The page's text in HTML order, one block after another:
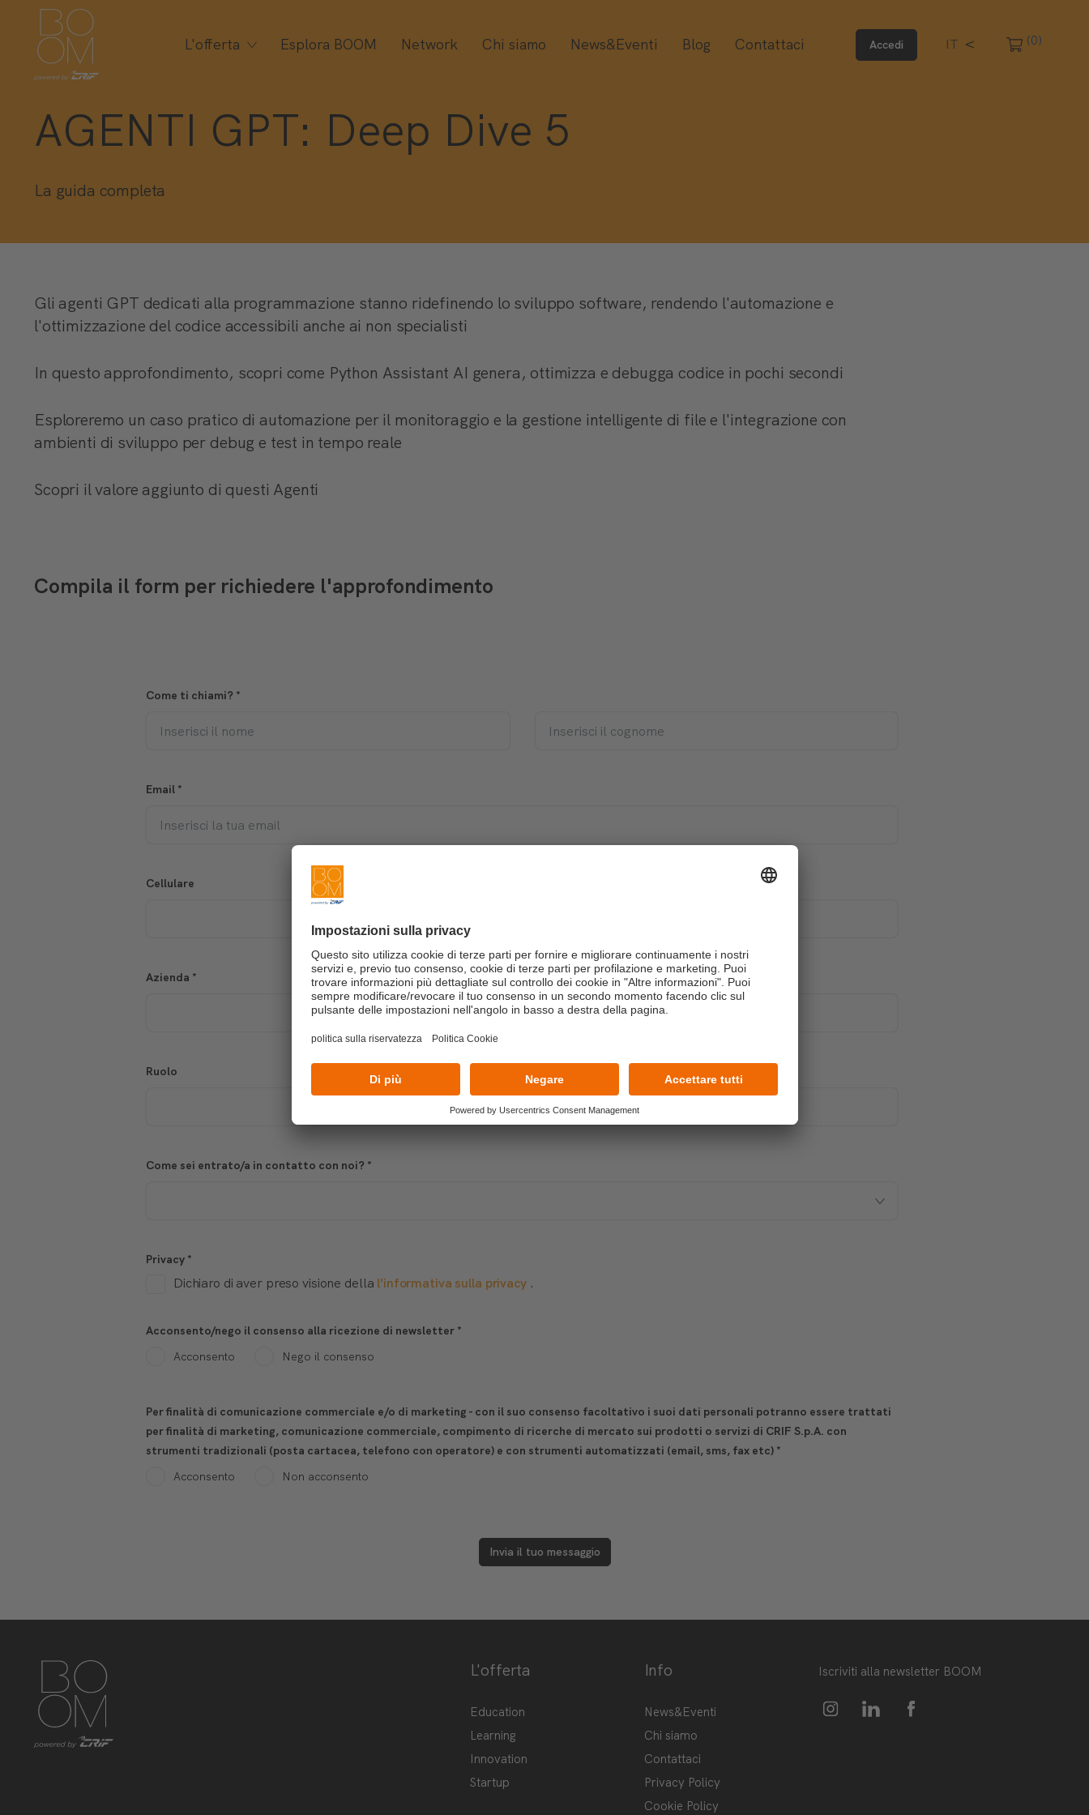
L'offerta Esplora BOOM Network Chi siamo News&Eventi Blog Contattaci Accedi IT (0)
AGENTI GPT: Deep Dive 5
La guida completa
Gli agenti GPT dedicati alla programmazione stanno ridefinendo lo sviluppo software, rendendo l'automazione e
l'ottimizzazione del codice accessibili anche ai non specialisti
In questo approfondimento, scopri come Python Assistant AI genera, ottimizza e debugga codice in pochi secondi
Esploreremo un caso pratico di automazione per il monitoraggio e la gestione intelligente di file e l'integrazione con
ambienti di sviluppo per debug e test in tempo reale
Scopri il valore aggiunto di questi Agenti
Compila il form per richiedere l'approfondimento
Come ti chiami? *
Email *
Cellulare
Azienda *
Ruolo
Come sei entrato/a in contatto con noi? *
Privacy *
Dichiaro di aver preso visione della l'informativa sulla privacy .
Acconsento/nego il consenso alla ricezione di newsletter *
Acconsento
Nego il consenso
Per finalità di comunicazione commerciale e/o di marketing - con il suo consenso facoltativo i suoi dati personali potranno essere trattati
per finalità di marketing, comunicazione commerciale, compimento di ricerche di mercato sui prodotti o servizi di CRIF S.p.A. con
strumenti tradizionali (posta cartacea, telefono con operatore) e con strumenti automatizzati (email, sms, fax etc) *
Acconsento
Non acconsento
Invia il tuo messaggio
L'offerta
Education
Learning
Innovation
Startup
Info
News&Eventi
Chi siamo
Contattaci
Privacy Policy
Cookie Policy
Iscriviti alla newsletter BOOM
https://www.instagram.com/boom_knowledgehub/
https://www.linkedin.com/showcase/boom-knowledge-hub/
https://www.facebook.com/BoomKnowledgeHub